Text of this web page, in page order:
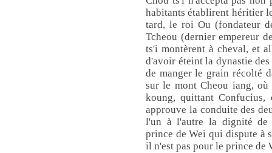
habitants établirent héritier
tard, le roi Ou (fondateur
Tcheou (dernier empereur
ts'i montèrent à cheval, et
d'avoir éteint la dynastie
de manger le grain récolté
sur le mont Cheou iang,
koung, quittant
approuve la conduite des
l'un à l'autre la dignité de
prince de Wei qui dispute à
il n'est pas pour le prince de